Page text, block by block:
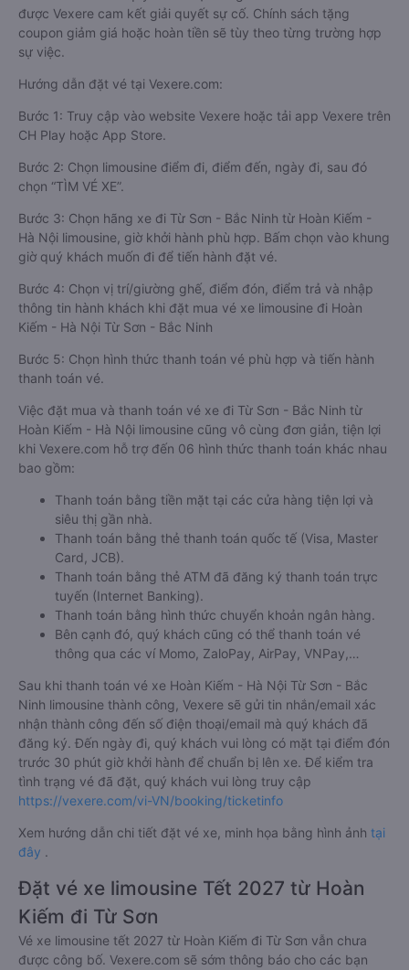
được Vexere cam kết giải quyết sự cố. Chính sách tặng
coupon giảm giá hoặc hoàn tiền sẽ tùy theo từng trường hợp
sự việc.
Hướng dẫn đặt vé tại Vexere.com:
Bước 1: Truy cập vào website Vexere hoặc tải app Vexere trên
CH Play hoặc App Store.
Bước 2: Chọn limousine điểm đi, điểm đến, ngày đi, sau đó
chọn “TÌM VÉ XE”.
Bước 3: Chọn hãng xe đi Từ Sơn - Bắc Ninh từ Hoàn Kiếm -
Hà Nội limousine, giờ khởi hành phù hợp. Bấm chọn vào khung
giờ quý khách muốn đi để tiến hành đặt vé.
Bước 4: Chọn vị trí/giường ghế, điểm đón, điểm trả và nhập
thông tin hành khách khi đặt mua vé xe limousine đi Hoàn
Kiếm - Hà Nội Từ Sơn - Bắc Ninh
Bước 5: Chọn hình thức thanh toán vé phù hợp và tiến hành
thanh toán vé.
Việc đặt mua và thanh toán vé xe đi Từ Sơn - Bắc Ninh từ
Hoàn Kiếm - Hà Nội limousine cũng vô cùng đơn giản, tiện lợi
khi Vexere.com hỗ trợ đến 06 hình thức thanh toán khác nhau
bao gồm:
Thanh toán bằng tiền mặt tại các cửa hàng tiện lợi và
siêu thị gần nhà.
Thanh toán bằng thẻ thanh toán quốc tế (Visa, Master
Card, JCB).
Thanh toán bằng thẻ ATM đã đăng ký thanh toán trực
tuyến (Internet Banking).
Thanh toán bằng hình thức chuyển khoản ngân hàng.
Bên cạnh đó, quý khách cũng có thể thanh toán vé
thông qua các ví Momo, ZaloPay, AirPay, VNPay,…
Sau khi thanh toán vé xe Hoàn Kiếm - Hà Nội Từ Sơn - Bắc
Ninh limousine thành công, Vexere sẽ gửi tin nhắn/email xác
nhận thành công đến số điện thoại/email mà quý khách đã
đăng ký. Đến ngày đi, quý khách vui lòng có mặt tại điểm đón
trước 30 phút giờ khởi hành để chuẩn bị lên xe. Để kiểm tra
tình trạng vé đã đặt, quý khách vui lòng truy cập
https://vexere.com/vi-VN/booking/ticketinfo
Xem hướng dẫn chi tiết đặt vé xe, minh họa bằng hình ảnh tại
đây .
Đặt vé xe limousine Tết 2027 từ Hoàn
Kiếm đi Từ Sơn
Vé xe limousine tết 2027 từ Hoàn Kiếm đi Từ Sơn vẫn chưa
được công bố. Vexere.com sẽ sớm thông báo cho các bạn